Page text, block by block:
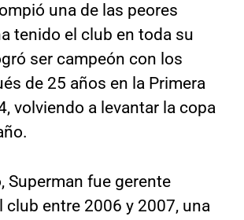
una de las peores
tenido el club en toda su
ser campeón con los
de 25 años en la Primera
volviendo a levantar la copa
Superman fue gerente
club entre 2006 y 2007, una